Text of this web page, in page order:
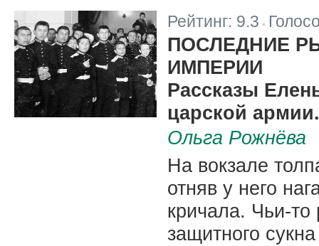
Рейтинг: 9.3
ПОСЛЕДНИЕ
ИМПЕРИИ
Рассказы
царской
Ольга Рожнёва
На вокзале
отняв у него
кричала. Чьи-то
защитного